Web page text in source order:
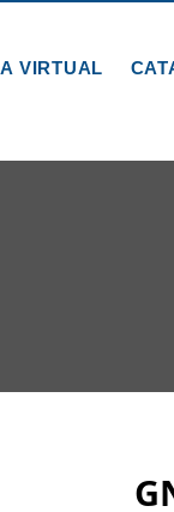
VIRTUAL